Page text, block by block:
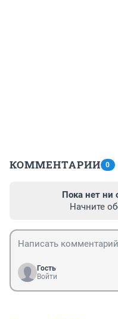
КОММЕНТАРИИ 0
Пока нет ни
Начните
Гость
Войти